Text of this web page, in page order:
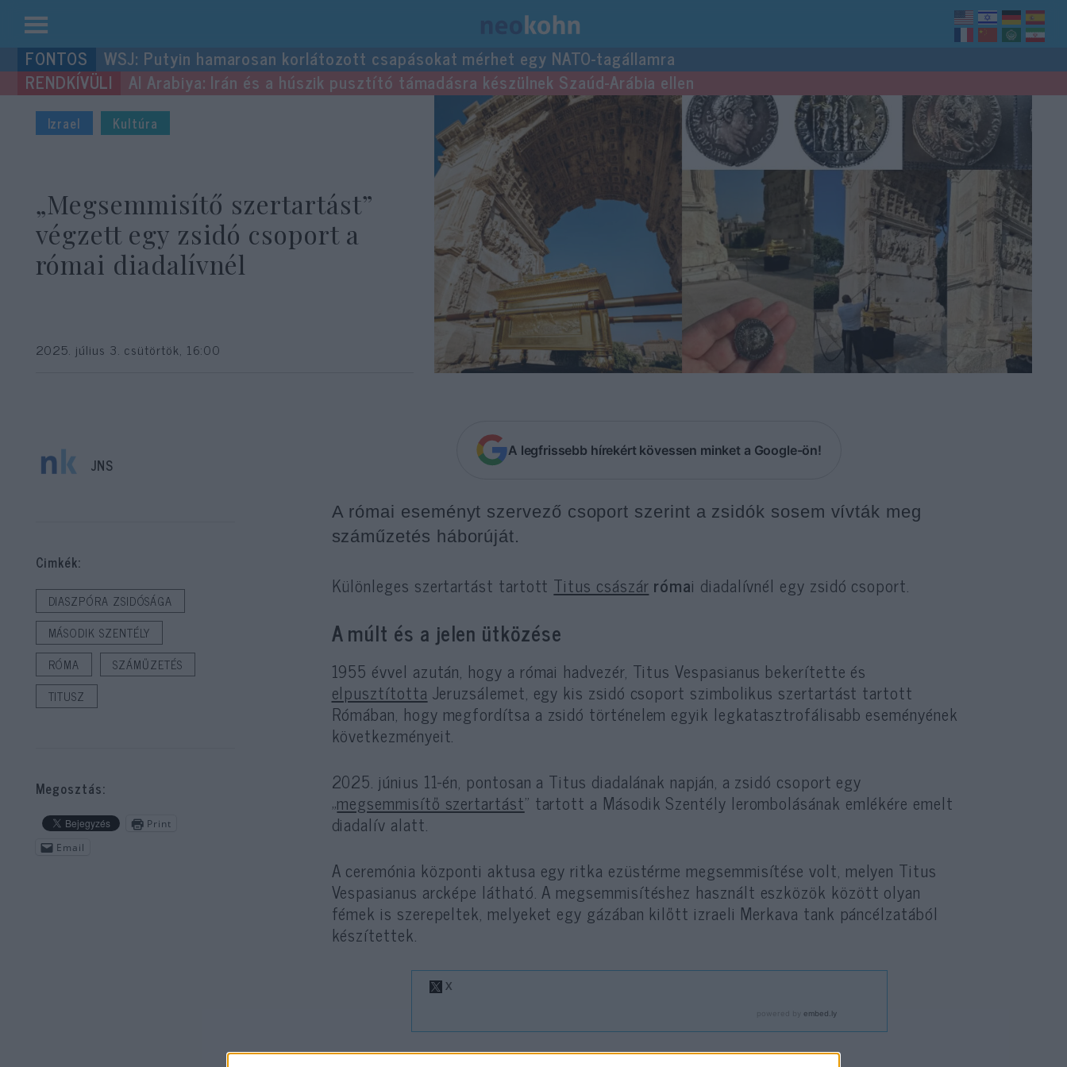
Kilépés
a
tartalomba
WSJ: Putyin hamarosan korlátozott csapásokat mérhet egy NATO-tagállamra
Al Arabiya: Irán és a húszik pusztító támadásra készülnek Szaúd-Arábia ellen
Izrael Kultúra
„Megsemmisítő szertartást”
végzett egy zsidó csoport a
római diadalívnél
2025. július 3. csütörtök, 16:00
A legfrissebb hírekért kövessen minket a Google-ön!
A római eseményt szervező csoport szerint a zsidók sosem vívták meg
száműzetés háborúját.
Különleges szertartást tartott Titus császár római diadalívnél egy zsidó csoport.
A múlt és a jelen ütközése
1955 évvel azután, hogy a római hadvezér, Titus Vespasianus bekerítette és
elpusztította Jeruzsálemet, egy kis zsidó csoport szimbolikus szertartást tartott
Rómában, hogy megfordítsa a zsidó történelem egyik legkatasztrofálisabb eseményének
következményeit.
2025. június 11-én, pontosan a Titus diadalának napján, a zsidó csoport egy
„megsemmisítő szertartást” tartott a Második Szentély lerombolásának emlékére emelt
diadalív alatt.
A ceremónia központi aktusa egy ritka ezüstérme megsemmisítése volt, melyen Titus
Vespasianus arcképe látható. A megsemmisítéshez használt eszközök között olyan
fémek is szerepeltek, melyeket egy gázában kilőtt izraeli Merkava tank páncélzatából
készítettek.
Régi módszerrel
JNS
Cimkék:
DIASZPÓRA ZSIDÓSÁGA
MÁSODIK SZENTÉLY
RÓMA
SZÁMŰZETÉS
TITUSZ
Megosztás:
Print
Email